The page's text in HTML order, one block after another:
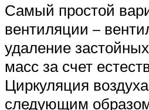
Самый простой
вентиляции –
удаление
масс за счет
Циркуляция
следующим